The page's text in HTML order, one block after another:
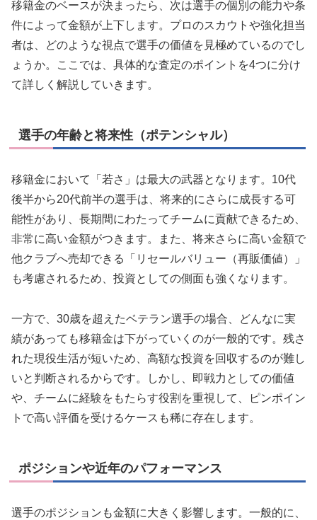
移籍金のベースが決まったら、次は選手の個別の能力や条
件によって金額が上下します。プロのスカウトや強化担当
者は、どのような視点で選手の価値を見極めているのでし
ょうか。ここでは、具体的な査定のポイントを4つに分け
て詳しく解説していきます。
選手の年齢と将来性（ポテンシャル）
移籍金において「若さ」は最大の武器となります。10代
後半から20代前半の選手は、将来的にさらに成長する可
能性があり、長期間にわたってチームに貢献できるため、
非常に高い金額がつきます。また、将来さらに高い金額で
他クラブへ売却できる「リセールバリュー（再販価値）」
も考慮されるため、投資としての側面も強くなります。
一方で、30歳を超えたベテラン選手の場合、どんなに実
績があっても移籍金は下がっていくのが一般的です。残さ
れた現役生活が短いため、高額な投資を回収するのが難し
いと判断されるからです。しかし、即戦力としての価値
や、チームに経験をもたらす役割を重視して、ピンポイン
トで高い評価を受けるケースも稀に存在します。
ポジションや近年のパフォーマンス
選手のポジションも金額に大きく影響します。一般的に、